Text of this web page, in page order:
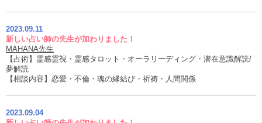
2023.09.11
新しい占い師の先生が加わりました！
MAHANA先生
【占術】霊感霊視・霊感タロット・オーラリーディング・潜在意識解読/
夢解読
【相談内容】恋愛・不倫・魂の縁結び・祈祷・人間関係
2023.09.04